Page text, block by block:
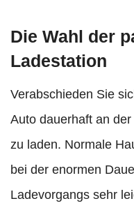
Die Wahl der
Ladestation
Verabschieden Sie
Auto dauerhaft an
zu laden. Normale
bei der enormen
Ladevorgangs sehr